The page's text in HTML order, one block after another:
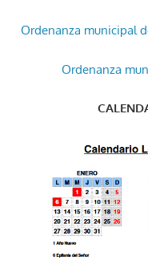
Ordenanza municipal
Ordenanza